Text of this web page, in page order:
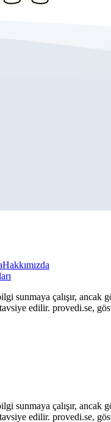
Hakkımızda
sunmaya çalışır,
tavsiye edilir. provedi.se,
sunmaya çalışır,
tavsiye edilir. provedi.se,